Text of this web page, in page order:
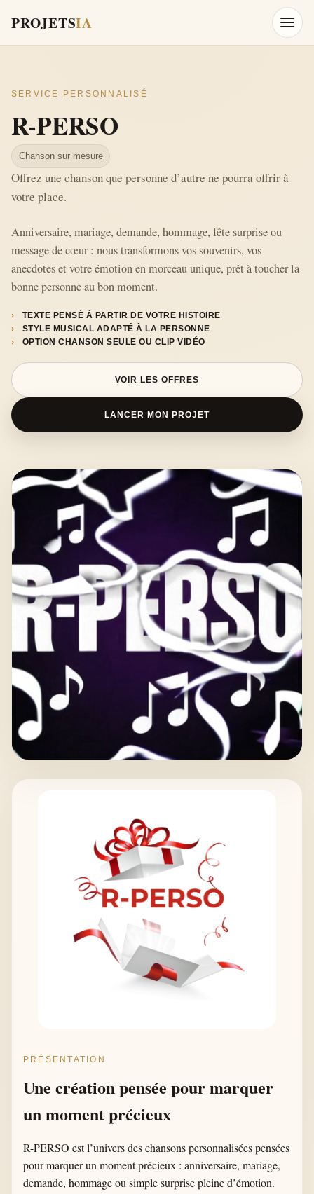
PROJETSIA Ouvrir
SERVICE PERSONNALISÉ
R-PERSO
Chanson sur mesure
Offrez une chanson que personne d’autre ne pourra offrir à
votre place.
Anniversaire, mariage, demande, hommage, fête surprise ou
message de cœur : nous transformons vos souvenirs, vos
anecdotes et votre émotion en morceau unique, prêt à toucher la
bonne personne au bon moment.
TEXTE PENSÉ À PARTIR DE VOTRE HISTOIRE
STYLE MUSICAL ADAPTÉ À LA PERSONNE
OPTION CHANSON SEULE OU CLIP VIDÉO
VOIR LES OFFRES
LANCER MON PROJET
PRÉSENTATION
Une création pensée pour marquer
un moment précieux
R-PERSO est l’univers des chansons personnalisées pensées
pour marquer un moment précieux : anniversaire, mariage,
demande, hommage ou simple surprise pleine d’émotion.